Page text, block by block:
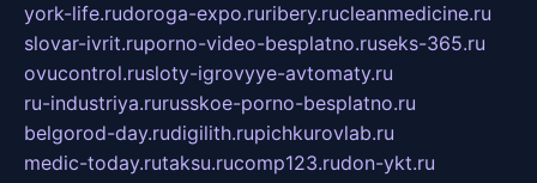
york-life.rudoroga-expo.ruribery.rucleanmedicine.ru
slovar-ivrit.ruporno-video-besplatno.ruseks-365.ru
ovucontrol.rusloty-igrovyye-avtomaty.ru
ru-industriya.rurusskoe-porno-besplatno.ru
belgorod-day.rudigilith.rupichkurovlab.ru
medic-today.rutaksu.rucomp123.rudon-ykt.ru